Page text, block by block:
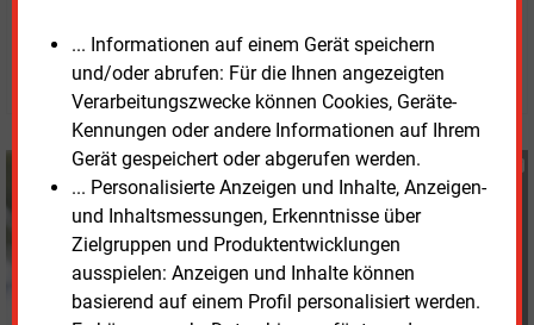
... Informationen auf einem Gerät speichern
und/oder abrufen: Für die Ihnen angezeigten
Verarbeitungszwecke können Cookies, Geräte-
Kennungen oder andere Informationen auf Ihrem
Gerät gespeichert oder abgerufen werden.
... Personalisierte Anzeigen und Inhalte, Anzeigen-
und Inhaltsmessungen, Erkenntnisse über
Zielgruppen und Produktentwicklungen
ausspielen: Anzeigen und Inhalte können
basierend auf einem Profil personalisiert werden.
G�nter Drewnitzky
© 2026 Energie & Management GmbH
Günter Drewnitzky
+49 (0) 8152 9311 15
G.Drewnitzky@energie-
und-management.de